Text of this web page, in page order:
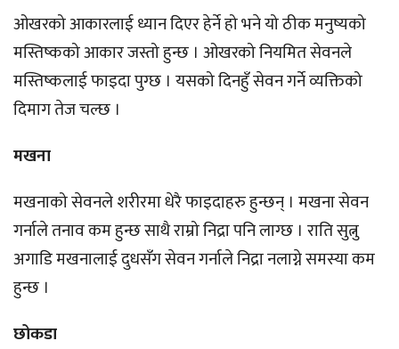
ओखरको आकारलाई ध्यान दिएर हेर्ने हो भने यो ठीक मनुष्यको
मस्तिष्कको आकार जस्तो हुन्छ । ओखरको नियमित सेवनले
मस्तिष्कलाई फाइदा पुग्छ । यसको दिनहुँ सेवन गर्ने व्यक्तिको
दिमाग तेज चल्छ ।
मखना
मखनाको सेवनले शरीरमा धेरै फाइदाहरु हुन्छन् । मखना सेवन
गर्नाले तनाव कम हुन्छ साथै राम्रो निद्रा पनि लाग्छ । राति सुत्नु
अगाडि मखनालाई दुधसँग सेवन गर्नाले निद्रा नलाग्ने समस्या कम
हुन्छ ।
छोकडा